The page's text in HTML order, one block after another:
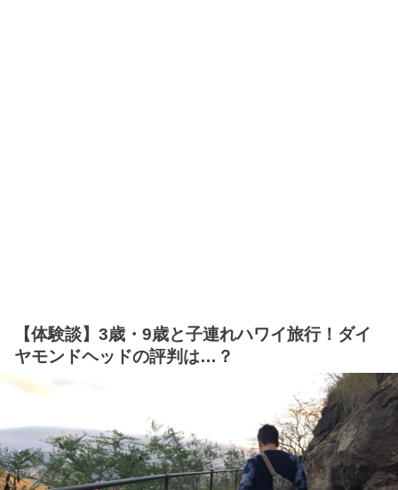
【体験談】3歳・9歳と子連れハワイ旅行！ダイ
ヤモンドヘッドの評判は…？